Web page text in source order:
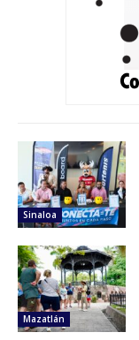
Sinaloa
Mazatlán